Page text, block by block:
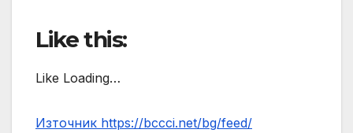
Like this:
Like Loading…
Източник https://bccci.net/bg/feed/